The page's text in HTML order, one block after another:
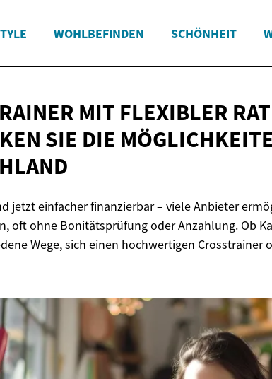
WOHLBEFINDEN SCHÖNHEIT
MIT FLEXIBLER
SIE DIE
jetzt einfacher finanzierbar – viele Anbieter
oft ohne Bonitätsprüfung oder Anzahlung. Ob
Wege, sich einen hochwertigen Crosstrainer